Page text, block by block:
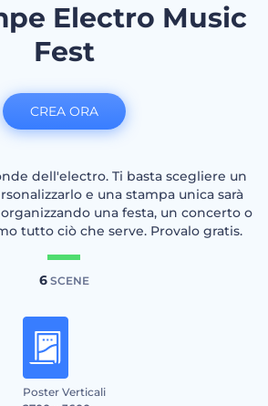
Electro Music
Fest
dell'electro. Ti basta scegliere un
e una stampa unica sarà
una festa, un concerto o
tutto ciò che serve. Provalo gratis.
6SCENE
Poster Verticali
CREA ORA